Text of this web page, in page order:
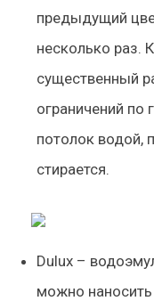
предыдущий
несколько раз.
существенный
ограничений по
потолок водой,
стирается.
Dulux –
можно